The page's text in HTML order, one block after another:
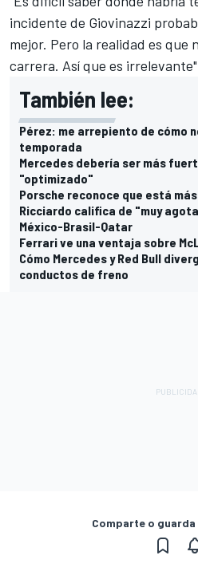
incidente de Giovinazzi
mejor. Pero la realidad es que
carrera. Así que es
También lee:
Pérez: me arrepiento de cómo
temporada
Mercedes debería ser más
"optimizado"
Porsche reconoce que está
Ricciardo califica de "muy
México-Brasil-Qatar
Ferrari ve una ventaja sobre
Cómo Mercedes y Red Bull
conductos de freno
Comparte o